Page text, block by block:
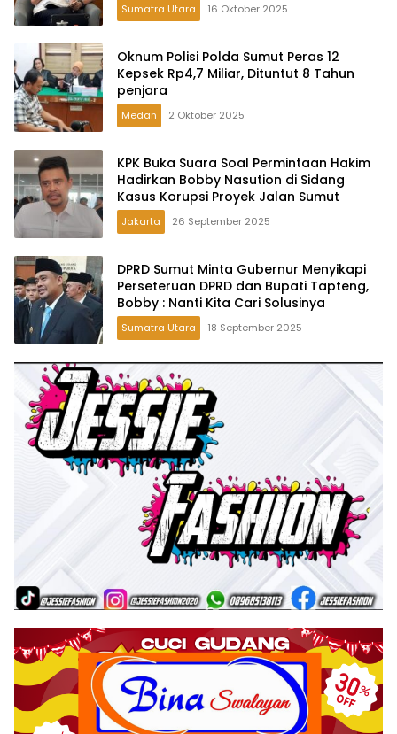
Sumatra Utara 16 Oktober 2025
Oknum Polisi Polda Sumut Peras 12
Kepsek Rp4,7 Miliar, Dituntut 8 Tahun
penjara
Medan 2 Oktober 2025
KPK Buka Suara Soal Permintaan Hakim
Hadirkan Bobby Nasution di Sidang
Kasus Korupsi Proyek Jalan Sumut
Jakarta 26 September 2025
DPRD Sumut Minta Gubernur Menyikapi
Perseteruan DPRD dan Bupati Tapteng,
Bobby : Nanti Kita Cari Solusinya
Sumatra Utara 18 September 2025